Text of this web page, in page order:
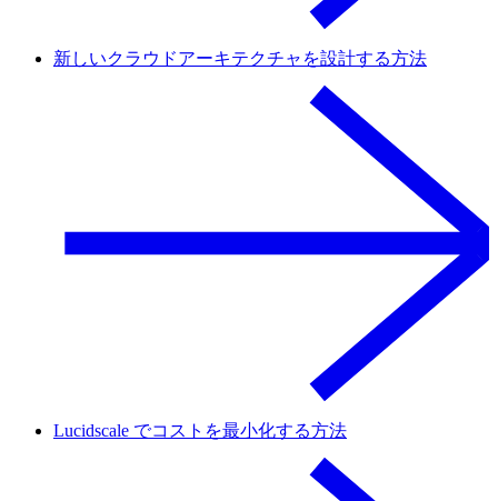
新しいクラウドアーキテクチャを設計する方法
Lucidscale でコストを最小化する方法